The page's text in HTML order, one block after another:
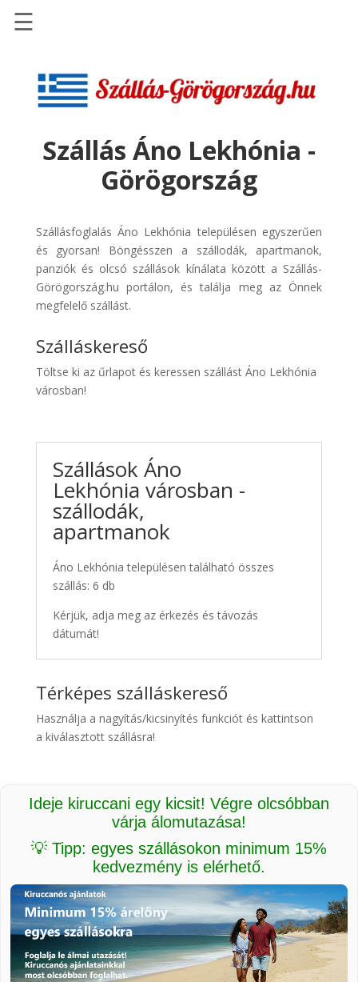
Szállások
Repülőjegy
pénzvisszatérítéssel
Discover
Cars
Transzfer
Kiwi
Taxi
☰
Szállás Áno Lekhónia -
Görögország
Szállásfoglalás Áno Lekhónia településen egyszerűen
és gyorsan! Böngésszen a szállodák, apartmanok,
panziók és olcsó szállások kínálata között a Szállás-
Görögország.hu portálon, és találja meg az Önnek
megfelelő szállást.
Szálláskereső
Töltse ki az űrlapot és keressen szállást Áno Lekhónia
városban!
Szállások Áno
Lekhónia városban -
szállodák,
apartmanok
Áno Lekhónia településen található összes
szállás: 6 db
Kérjük, adja meg az érkezés és távozás
dátumát!
Térképes szálláskereső
Használja a nagyítás/kicsinyítés funkciót és kattintson
a kiválasztott szállásra!
Ideje kiruccani egy kicsit! Végre olcsóbban
várja álomutazása!
💡 Tipp: egyes szállásokon minimum 15%
kedvezmény is elérhető.